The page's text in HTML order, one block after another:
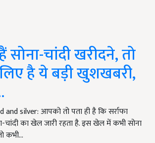
सोना-चांदी खरीदने, तो
है ये बड़ी खुशखबरी,
and silver: आपको तो पता ही है कि सर्राफा
चांदी का खेल जारी रहता है. इस खेल में कभी सोना
कभी…